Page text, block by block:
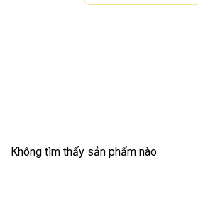
Không tìm thấy sản phẩm nào